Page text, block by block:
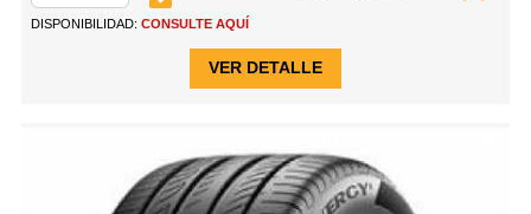
DISPONIBILIDAD: CONSULTE AQUÍ
VER DETALLE